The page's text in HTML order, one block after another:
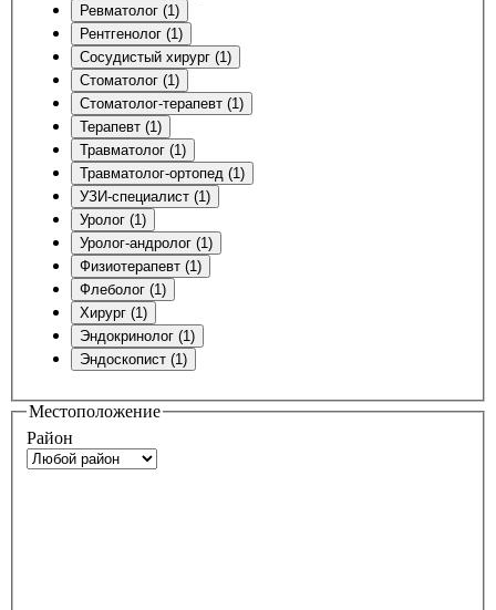
Ревматолог (1)
Рентгенолог (1)
Сосудистый хирург (1)
Стоматолог (1)
Стоматолог-терапевт (1)
Терапевт (1)
Травматолог (1)
Травматолог-ортопед (1)
УЗИ-специалист (1)
Уролог (1)
Уролог-андролог (1)
Физиотерапевт (1)
Флеболог (1)
Хирург (1)
Эндокринолог (1)
Эндоскопист (1)
Местоположение
Район